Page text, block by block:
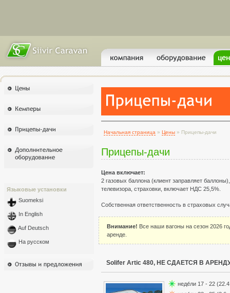
Языковые установки
Suomeksi
In English
Auf Deutsch
На русском
Начальная страница » Цены » Прицепы-дачи
Прицепы-дачи
Цена включает:
2 газовых баллона (клиент заправляет
телевизора, страховки, включает НДС 25,5%.
Собственная ответственность в страховых
Внимание! Все наши вагоны на сезон 2026
аренде.
Solifer Artic 480, НЕ СДАЕТСЯ В
неде́ли 17 - 22